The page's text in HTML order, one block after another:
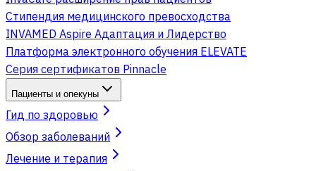
Стипендия медицинского превосходства
INVAMED Aspire Адаптация и Лидерство
Платформа электронного обучения ELEVATE
Серия сертификатов Pinnacle
Пациенты и опекуны
Гид по здоровью
Обзор заболеваний
Лечение и терапия